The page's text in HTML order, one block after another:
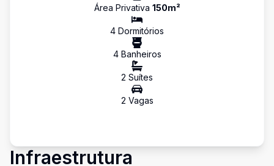
Área Privativa 150m²
4 Dormitórios
4Banheiros
2 Suítes
2 Vagas
Infraestrutura